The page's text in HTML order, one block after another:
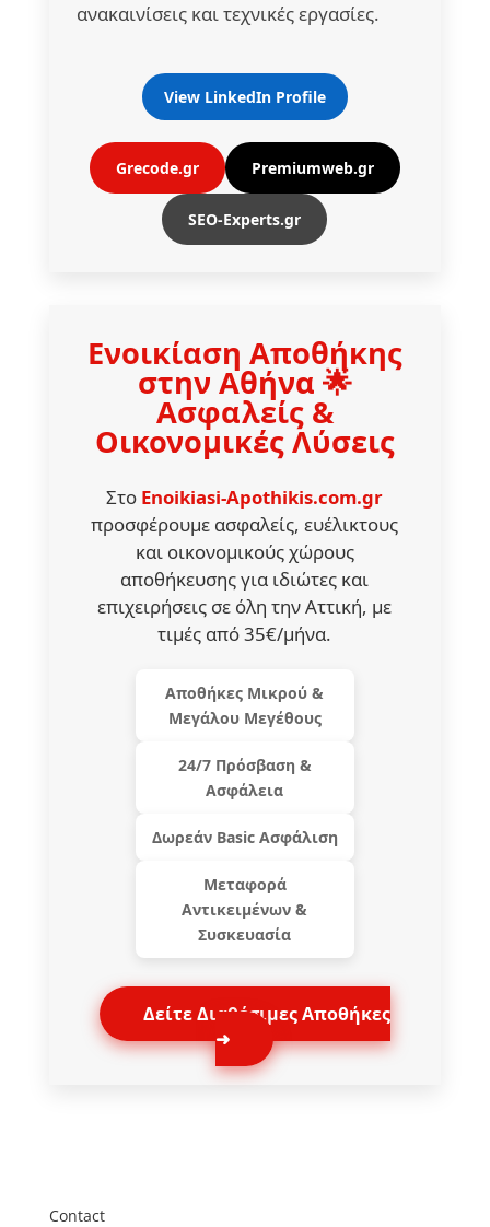
ανακαινίσεις και τεχνικές εργασίες.
View LinkedIn Profile
Grecode.gr Premiumweb.gr
SEO-Experts.gr
Ενοικίαση Αποθήκης
στην Αθήνα 🌟
Ασφαλείς &
Οικονομικές Λύσεις
Στο Enoikiasi-Apothikis.com.gr
προσφέρουμε ασφαλείς, ευέλικτους
και οικονομικούς χώρους
αποθήκευσης για ιδιώτες και
επιχειρήσεις σε όλη την Αττική, με
τιμές από 35€/μήνα.
Αποθήκες Μικρού &
Μεγάλου Μεγέθους
24/7 Πρόσβαση &
Ασφάλεια
Δωρεάν Basic Ασφάλιση
Μεταφορά
Αντικειμένων &
Συσκευασία
Δείτε Διαθέσιμες Αποθήκες
➜
Contact